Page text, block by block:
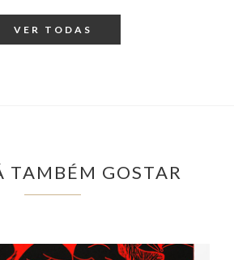
VER TODAS
TAMBÉM GOSTAR